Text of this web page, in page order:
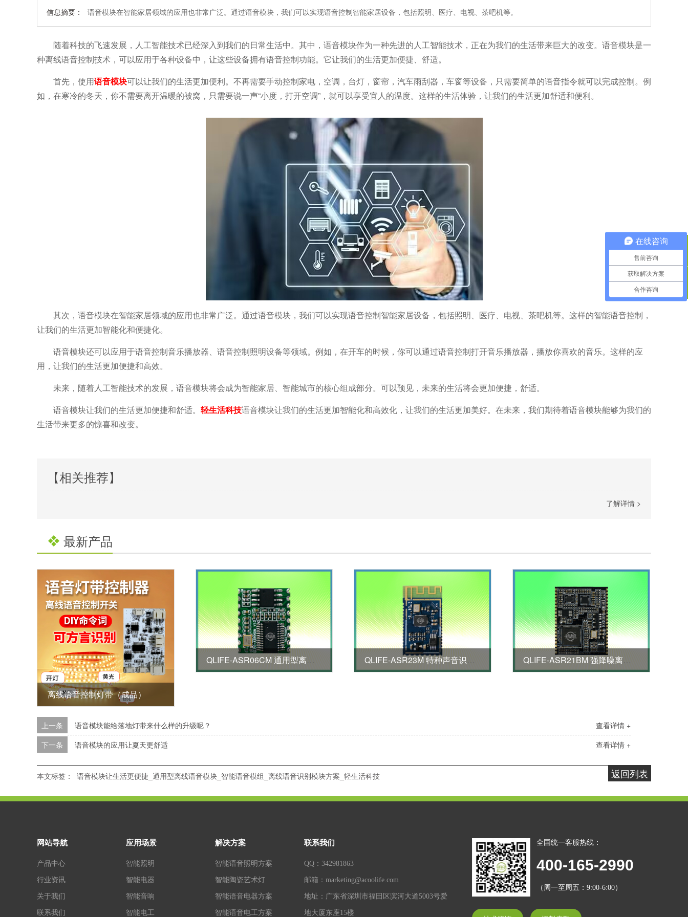
信息摘要： 语音模块在智能家居领域的应用也非常广泛。通过语音模块，我们可以实现语音控制智能家居设备，包括照明、医疗、电视、茶吧机等。
随着科技的飞速发展，人工智能技术已经深入到我们的日常生活中。其中，语音模块作为一种先进的人工智能技术，正在为我们的生活带来巨大的改变。语音模块是一
种离线语音控制技术，可以应用于各种设备中，让这些设备拥有语音控制功能。它让我们的生活更加便捷、舒适。
首先，使用语音模块可以让我们的生活更加便利。不再需要手动控制家电，空调，台灯，窗帘，汽车雨刮器，车窗等设备，只需要简单的语音指令就可以完成控制。例
如，在寒冷的冬天，你不需要离开温暖的被窝，只需要说一声“小度，打开空调”，就可以享受宜人的温度。这样的生活体验，让我们的生活更加舒适和便利。
其次，语音模块在智能家居领域的应用也非常广泛。通过语音模块，我们可以实现语音控制智能家居设备，包括照明、医疗、电视、茶吧机等。这样的智能语音控制，
让我们的生活更加智能化和便捷化。
语音模块还可以应用于语音控制音乐播放器、语音控制照明设备等领域。例如，在开车的时候，你可以通过语音控制打开音乐播放器，播放你喜欢的音乐。这样的应
用，让我们的生活更加便捷和高效。
未来，随着人工智能技术的发展，语音模块将会成为智能家居、智能城市的核心组成部分。可以预见，未来的生活将会更加便捷，舒适。
语音模块让我们的生活更加便捷和舒适。 轻生活科技语音模块让我们的生活更加智能化和高效化，让我们的生活更加美好。在未来，我们期待着语音模块能够为我们的
生活带来更多的惊喜和改变。
【相关推荐】
了解详情 >
最新产品
离线语音控制灯带（成品）
QLIFE-ASR06CM 通用型离线语音模块 QLIFE-ASR23M 特种声音识别模块 QLIFE-ASR21BM 强降噪离线语音模块
查看详情 +
上一条
语音模块能给落地灯带来什么样的升级呢？
查看详情 +
下一条 语音模块的应用让夏天更舒适
返回列表
本文标签： 语音模块让生活更便捷_通用型离线语音模块_智能语音模组_离线语音识别模块方案_轻生活科技
网站导航
产品中心
行业资讯
关于我们
联系我们
应用场景
智能照明
智能电器
智能音响
智能电工
解决方案
智能语音照明方案
智能陶瓷艺术灯
智能语音电器方案
智能语音电工方案
联系我们
QQ：342981863
邮箱：marketing@acoolife.com
地址：广东省深圳市福田区滨河大道5003号爱
地大厦东座15楼
全国统一客服热线：
400-165-2990
（周一至周五：9:00-6:00）
在线咨询
售前咨询
获取解决方案
合作咨询